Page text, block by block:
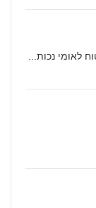
לאומי נכות...